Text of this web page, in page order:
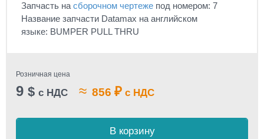
Запчасть на сборочном чертеже под номером: 7
Название запчасти Datamax на английском
языке: BUMPER PULL THRU
Розничная цена
9 $ с НДС ≈ 856 ₽ с НДС
В корзину